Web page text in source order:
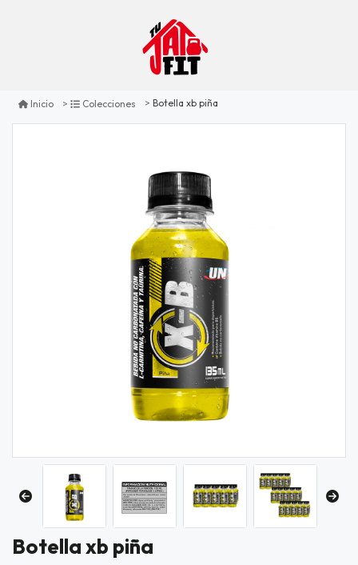
Inicio Colecciones Botella xb piña
Botella xb piña